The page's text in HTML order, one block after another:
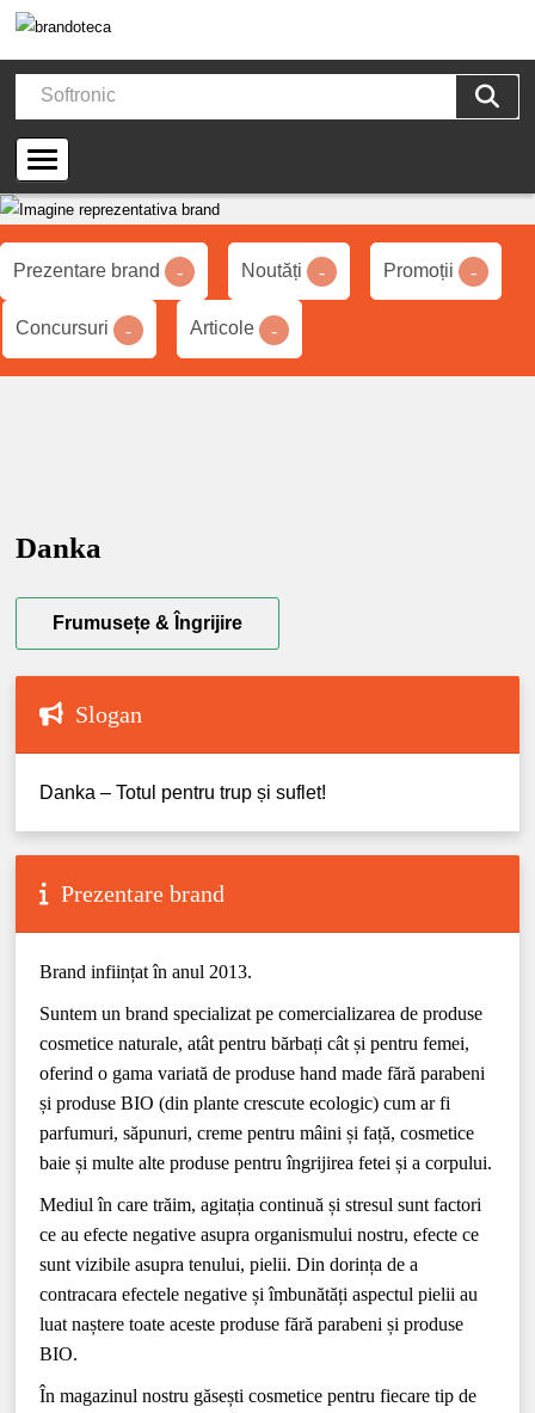
Prezentare brand - Noutăți - Promoții -
Concursuri - Articole -
Danka
Frumusețe & Îngrijire
Slogan
Danka – Totul pentru trup și suflet!
Prezentare brand
Brand inființat în anul 2013.
Suntem un brand specializat pe comercializarea de produse
cosmetice naturale, atât pentru bărbați cât și pentru femei,
oferind o gama variată de produse hand made fără parabeni
și produse BIO (din plante crescute ecologic) cum ar fi
parfumuri, săpunuri, creme pentru mâini și față, cosmetice
baie și multe alte produse pentru îngrijirea fetei și a corpului.
Mediul în care trăim, agitația continuă și stresul sunt factori
ce au efecte negative asupra organismului nostru, efecte ce
sunt vizibile asupra tenului, pielii. Din dorința de a
contracara efectele negative și îmbunătăți aspectul pielii au
luat naștere toate aceste produse fără parabeni și produse
BIO.
În magazinul nostru găsești cosmetice pentru fiecare tip de